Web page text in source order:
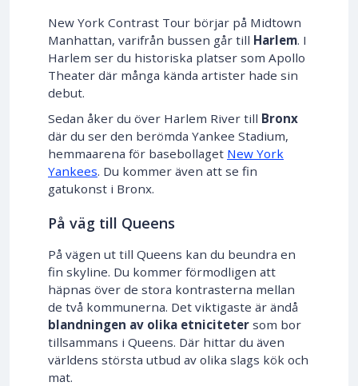
New York Contrast Tour börjar på Midtown
Manhattan, varifrån bussen går till Harlem. I
Harlem ser du historiska platser som Apollo
Theater där många kända artister hade sin
debut.
Sedan åker du över Harlem River till Bronx
där du ser den berömda Yankee Stadium,
hemmaarena för basebollaget New York
Yankees. Du kommer även att se fin
gatukonst i Bronx.
På väg till Queens
På vägen ut till Queens kan du beundra en
fin skyline. Du kommer förmodligen att
häpnas över de stora kontrasterna mellan
de två kommunerna. Det viktigaste är ändå
blandningen av olika etniciteter som bor
tillsammans i Queens. Där hittar du även
världens största utbud av olika slags kök och
mat.